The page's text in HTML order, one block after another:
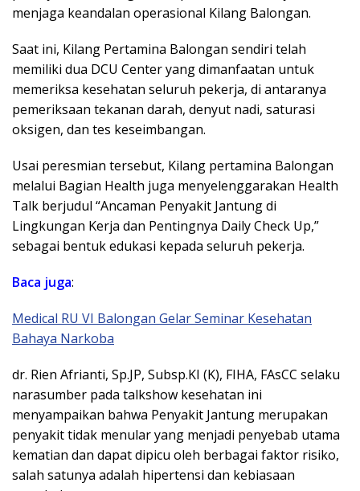
menjaga keandalan operasional Kilang Balongan.
Saat ini, Kilang Pertamina Balongan sendiri telah
memiliki dua DCU Center yang dimanfaatan untuk
memeriksa kesehatan seluruh pekerja, di antaranya
pemeriksaan tekanan darah, denyut nadi, saturasi
oksigen, dan tes keseimbangan.
Usai peresmian tersebut, Kilang pertamina Balongan
melalui Bagian Health juga menyelenggarakan Health
Talk berjudul “Ancaman Penyakit Jantung di
Lingkungan Kerja dan Pentingnya Daily Check Up,”
sebagai bentuk edukasi kepada seluruh pekerja.
Baca juga:
Medical RU VI Balongan Gelar Seminar Kesehatan
Bahaya Narkoba
dr. Rien Afrianti, Sp.JP, Subsp.KI (K), FIHA, FAsCC selaku
narasumber pada talkshow kesehatan ini
menyampaikan bahwa Penyakit Jantung merupakan
penyakit tidak menular yang menjadi penyebab utama
kematian dan dapat dipicu oleh berbagai faktor risiko,
salah satunya adalah hipertensi dan kebiasaan